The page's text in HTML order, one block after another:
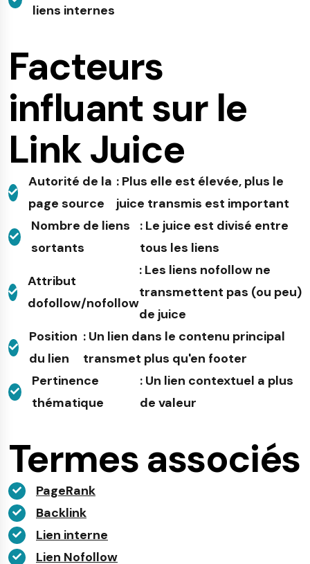
liens internes
Facteurs
influant sur le
Link Juice
Autorité de la
page source
: Plus elle est élevée, plus le
juice transmis est important
Nombre de liens
sortants
: Le juice est divisé entre
tous les liens
Attribut
dofollow/nofollow
: Les liens nofollow ne
transmettent pas (ou peu)
de juice
Position
du lien
: Un lien dans le contenu principal
transmet plus qu'en footer
Pertinence
thématique
: Un lien contextuel a plus
de valeur
Termes associés
PageRank
Backlink
Lien interne
Lien Nofollow